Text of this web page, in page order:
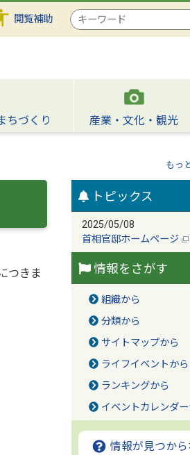
閲覧補助
検
索
ちづくり 産業・文化・観光
もっ
つきま
トピックス
2025/05/08
首相官邸ホームページ
情報をさがす
組織から
分類から
サイトマップから
ライフイベントから
ランキングから
イベントカレンダー
情報が見つか